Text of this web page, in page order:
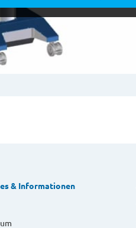
& Informationen